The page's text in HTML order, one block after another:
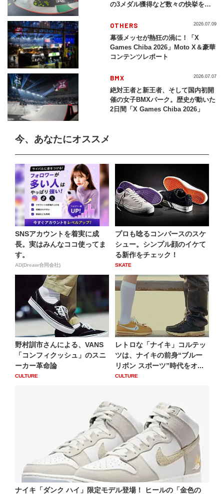
の3メダル獲得など数々の快挙をプ
2026」
OTHERS
幕張メッセが熱狂の渦に！「X
Games Chiba 2026」Moto X＆豪華
コンテンツレポート
2026.07.09
BMX
絶対王者と新王者、そして国内初開
催の女子BMXパーク。歴史が動いた
2日間「X Games Chiba 2026」
2026.07.07
今、あなたにオススメ
SNSアカウントを着実に成
長。実はみんなココ使ってま
す。
AD(Dreaw合同会社)
プロも唸るコンバースのスケ
シュー。シンプル顔のイケて
る新作をチェック！
SKATE
野村訓市さんによる、VANS
「コンフィクッシュ」のスニ
ーカー革命論
CULTURE
レトロな「ナイキ」コルテッ
ツは、ナイキの前身“ブルー
リボン スポーツ”時代をオ...
CULTURE
ナイキ「ダンク ハイ」限定モデル登場！ ヒールの「金色の